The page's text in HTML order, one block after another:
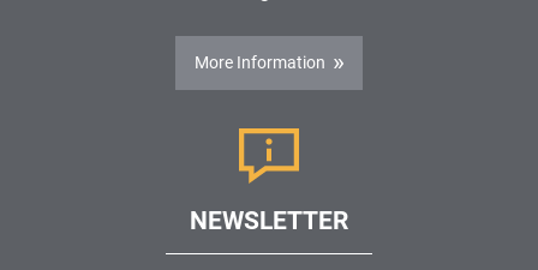
More Information
NEWSLETTER